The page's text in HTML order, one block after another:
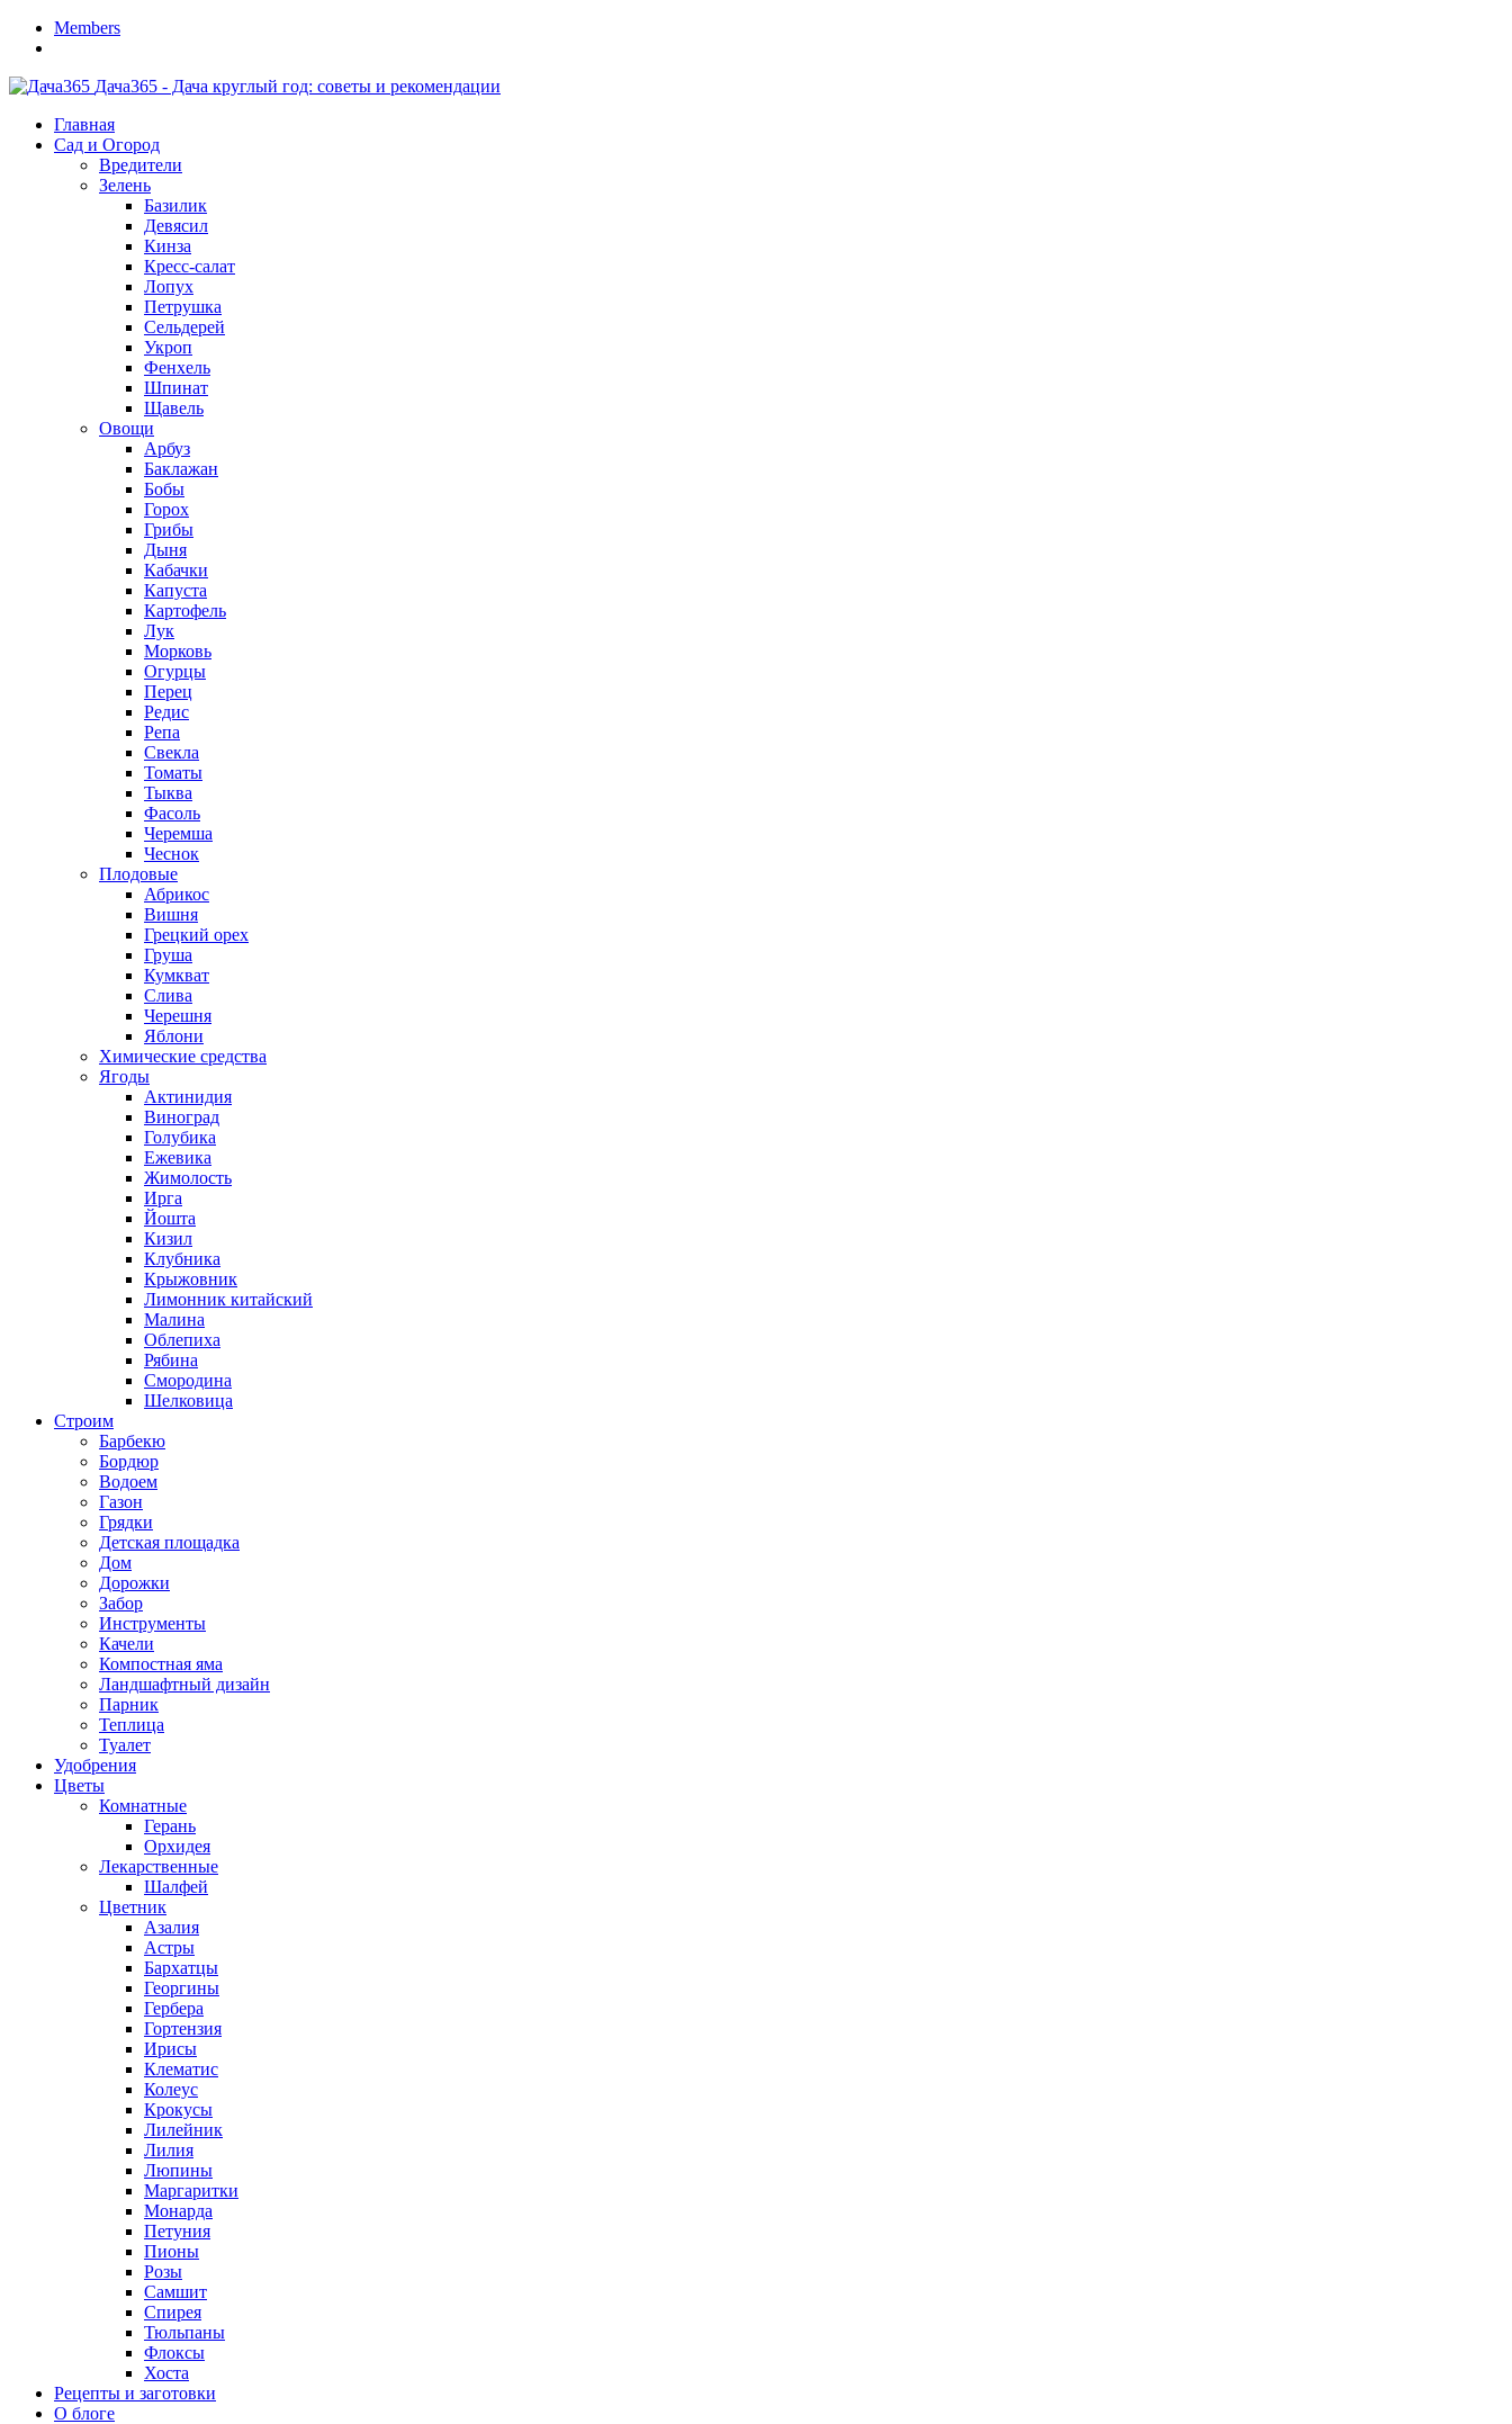
Members
Дача365 - Дача круглый год: советы и рекомендации
Главная
Сад и Огород
Вредители
Зелень
Базилик
Девясил
Кинза
Кресс-салат
Лопух
Петрушка
Сельдерей
Укроп
Фенхель
Шпинат
Щавель
Овощи
Арбуз
Баклажан
Бобы
Горох
Грибы
Дыня
Кабачки
Капуста
Картофель
Лук
Морковь
Огурцы
Перец
Редис
Репа
Свекла
Томаты
Тыква
Фасоль
Черемша
Чеснок
Плодовые
Абрикос
Вишня
Грецкий орех
Груша
Кумкват
Слива
Черешня
Яблони
Химические средства
Ягоды
Актинидия
Виноград
Голубика
Ежевика
Жимолость
Ирга
Йошта
Кизил
Клубника
Крыжовник
Лимонник китайский
Малина
Облепиха
Рябина
Смородина
Шелковица
Строим
Барбекю
Бордюр
Водоем
Газон
Грядки
Детская площадка
Дом
Дорожки
Забор
Инструменты
Качели
Компостная яма
Ландшафтный дизайн
Парник
Теплица
Туалет
Удобрения
Цветы
Комнатные
Герань
Орхидея
Лекарственные
Шалфей
Цветник
Азалия
Астры
Бархатцы
Георгины
Гербера
Гортензия
Ирисы
Клематис
Колеус
Крокусы
Лилейник
Лилия
Люпины
Маргаритки
Монарда
Петуния
Пионы
Розы
Самшит
Спирея
Тюльпаны
Флоксы
Хоста
Рецепты и заготовки
О блоге